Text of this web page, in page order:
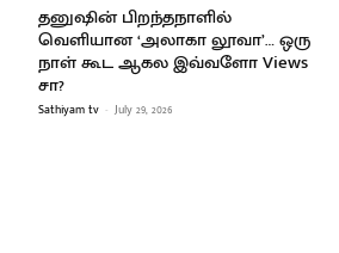
தனுஷின் பிறந்தநாளில்
வெளியான ‘அலாகா லூவா’… ஒரு
நாள் கூட ஆகல இவ்வளோ Views
சா?
Sathiyam tv - July 29, 2026